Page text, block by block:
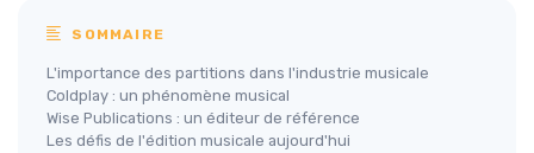
SOMMAIRE
L'importance des partitions dans l'industrie musicale
Coldplay : un phénomène musical
Wise Publications : un éditeur de référence
Les défis de l'édition musicale aujourd'hui